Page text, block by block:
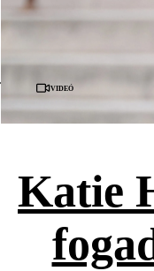
Videó
Katie